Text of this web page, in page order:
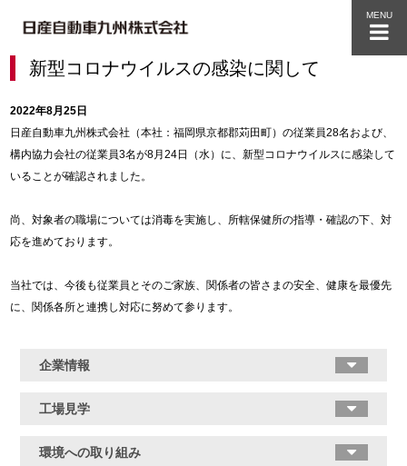
MENU
新型コロナウイルスの感染に関して
2022年8月25日
日産自動車九州株式会社（本社：福岡県京都郡苅田町）の従業員28名および、
構内協力会社の従業員3名が8月24日（水）に、新型コロナウイルスに感染して
いることが確認されました。
尚、対象者の職場については消毒を実施し、所轄保健所の指導・確認の下、対
応を進めております。
当社では、今後も従業員とそのご家族、関係者の皆さまの安全、健康を最優先
に、関係各所と連携し対応に努めて参ります。
企業情報
工場見学
環境への取り組み